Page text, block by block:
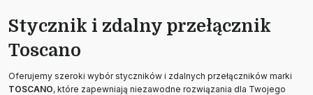
Stycznik i zdalny przełącznik
Toscano
Oferujemy szeroki wybór styczników i zdalnych przełączników marki
TOSCANO, które zapewniają niezawodne rozwiązania dla Twojego